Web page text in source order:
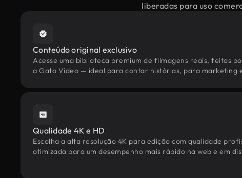
liberadas para uso
Conteúdo original exclusivo
Acesse uma biblioteca premium de filmagens reais, feitas
a Gato Vídeo — ideal para contar histórias, para marketing
Qualidade 4K e HD
Escolha a alta resolução 4K para edição com qualidade
otimizada para um desempenho mais rápido na web e em